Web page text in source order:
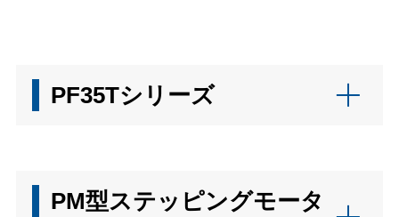
PF35Tシリーズ
PM型ステッピングモータ